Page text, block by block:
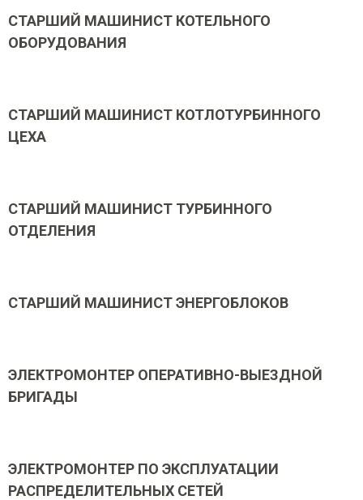
СТАРШИЙ МАШИНИСТ КОТЕЛЬНОГО
ОБОРУДОВАНИЯ
СТАРШИЙ МАШИНИСТ КОТЛОТУРБИННОГО
ЦЕХА
СТАРШИЙ МАШИНИСТ ТУРБИННОГО
ОТДЕЛЕНИЯ
СТАРШИЙ МАШИНИСТ ЭНЕРГОБЛОКОВ
ЭЛЕКТРОМОНТЕР ОПЕРАТИВНО-ВЫЕЗДНОЙ
БРИГАДЫ
ЭЛЕКТРОМОНТЕР ПО ЭКСПЛУАТАЦИИ
РАСПРЕДЕЛИТЕЛЬНЫХ СЕТЕЙ